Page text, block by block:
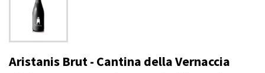
Aristanis Brut - Cantina della Vernaccia